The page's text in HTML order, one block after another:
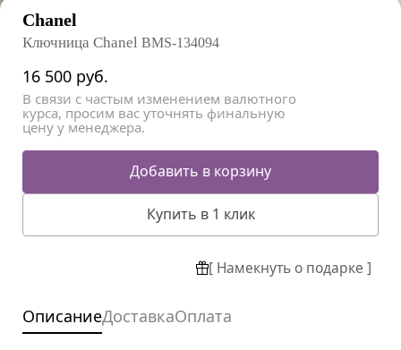
Chanel
Ключница Chanel BMS-134094
16 500 руб.
В связи с частым изменением валютного
курса, просим вас уточнять финальную
цену у менеджера.
Добавить в корзину
Купить в 1 клик
[ Намекнуть о подарке ]
ОписаниеДоставкаОплата